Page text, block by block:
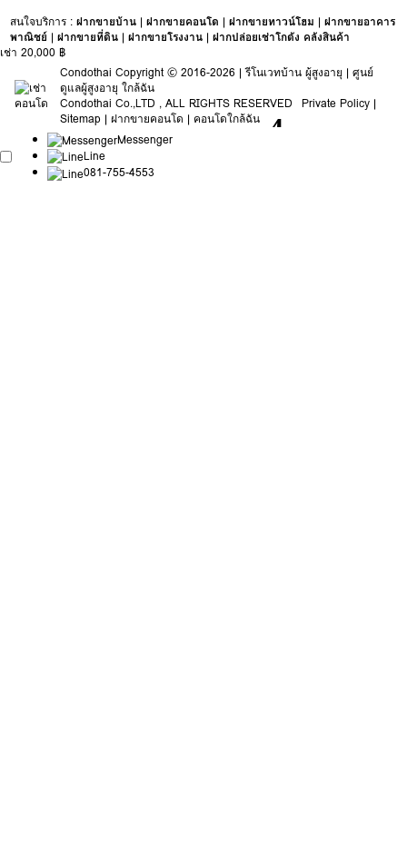
สนใจบริการ :ฝากขายบ้าน |ฝากขายคอนโด |ฝากขายทาวน์โฮม |ฝากขายอาคาร
พาณิชย์ |ฝากขายที่ดิน |ฝากขายโรงงาน |ฝากปล่อยเช่าโกดัง คลังสินค้า
เช่า 20,000 ฿
Condothai Copyright © 2016-2026 |รีโนเวทบ้าน ผู้สูงอายุ |ศูนย์
ดูแลผู้สูงอายุ ใกล้ฉัน
Condothai Co.,LTD , ALL RIGHTS RESERVED Private Policy |
Sitemap |ฝากขายคอนโด | คอนโดใกล้ฉัน
Messenger
Line
081-755-4553